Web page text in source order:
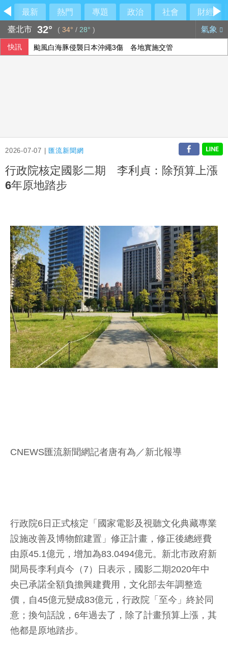
最新 熱門 專題 政治 社會
財經
臺北市 32° ( 34° / 28° ) 氣象
快訊 颱風白海豚侵襲日本沖繩3傷 各地實施交管
2026-07-07 | 匯流新聞網
行政院核定國影二期 李利貞：除預算上漲
6年原地踏步
CNEWS匯流新聞網記者唐有為／新北報導
行政院6日正式核定「國家電影及視聽文化典藏專業
設施改善及博物館建置」修正計畫，修正後總經費
由原45.1億元，增加為83.0494億元。新北市政府新
聞局長李利貞今（7）日表示，國影二期2020年中
央已承諾全額負擔興建費用，文化部去年調整造
價，自45億元變成83億元，行政院「至今」終於同
意；換句話說，6年過去了，除了計畫預算上漲，其
他都是原地踏步。